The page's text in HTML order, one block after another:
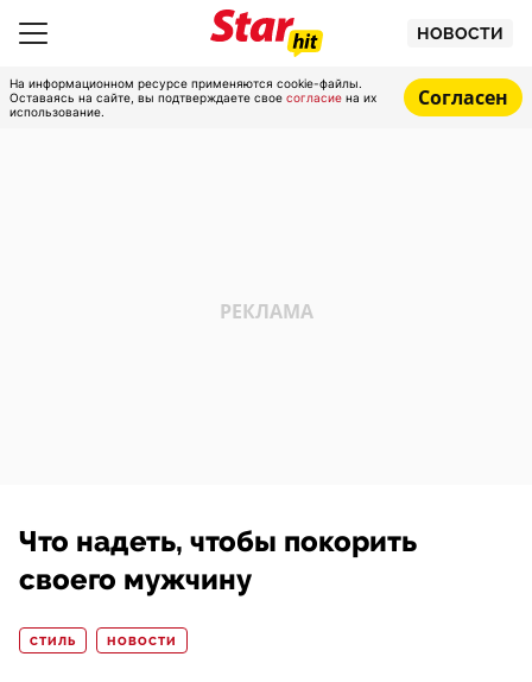
НОВОСТИ
На информационном ресурсе применяются cookie-файлы.
Оставаясь на сайте, вы подтверждаете свое согласие на их
использование.
Согласен
Что надеть, чтобы покорить
своего мужчину
СТИЛЬ НОВОСТИ